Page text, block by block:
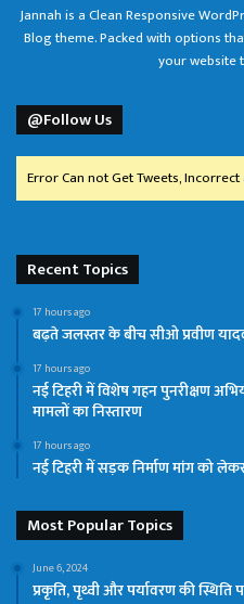
Jannah is a Clean Responsive
Blog theme. Packed with options
your website
@Follow Us
Error Can not Get Tweets,
Recent Topics
17 hours ago
बढ़ते जलस्तर के बीच सीओ प्रवीण
17 hours ago
नई टिहरी में विशेष गहन पुनरीक्षण
मामलों का निस्तारण
17 hours ago
नई टिहरी में सड़क निर्माण मांग को लेकर
Most Popular Topics
June 6, 2024
प्रकृति, पृथ्वी और पर्यावरण की